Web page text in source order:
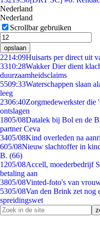
Nederland
Nederland
Scrollbar gebruiken
opslaan
2214:09Huisarts per direct uit
3310:28Wakker Dier dient
duurzaamheidsclaims
5509:33Waterschappen slaan
leeg
2306:40Zorgmedewerkster die
ontslagen
1805/08Datalek bij Bol en de
partner Ceva
3405/08Kind overleden na
605/08Nieuw slachtoffer in
B. (66)
1205/08Accell, moederbedrijf
betaling aan
3805/08Vinted-foto's van
5305/08Van den Brink zet nog
spreidingswet